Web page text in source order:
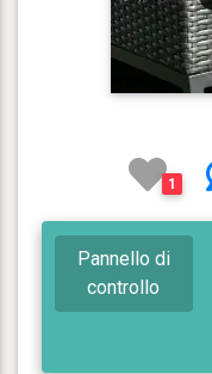
1
Pannello di
controllo